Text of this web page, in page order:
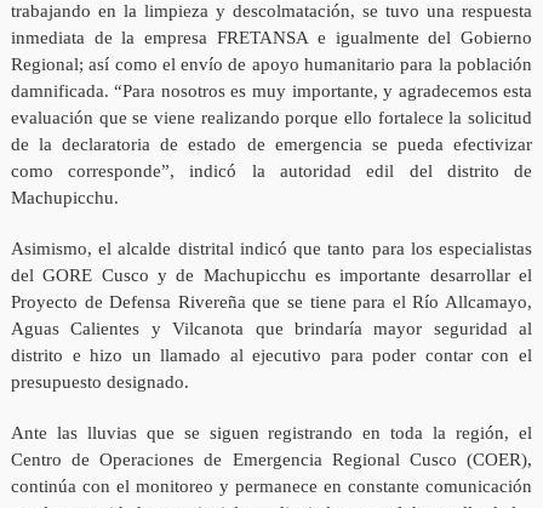
trabajando en la limpieza y descolmatación, se tuvo una respuesta
inmediata de la empresa FRETANSA e igualmente del Gobierno
Regional; así como el envío de apoyo humanitario para la población
damnificada. “Para nosotros es muy importante, y agradecemos esta
evaluación que se viene realizando porque ello fortalece la solicitud
de la declaratoria de estado de emergencia se pueda efectivizar
como corresponde”, indicó la autoridad edil del distrito de
Machupicchu.
Asimismo, el alcalde distrital indicó que tanto para los especialistas
del GORE Cusco y de Machupicchu es importante desarrollar el
Proyecto de Defensa Rivereña que se tiene para el Río Allcamayo,
Aguas Calientes y Vilcanota que brindaría mayor seguridad al
distrito e hizo un llamado al ejecutivo para poder contar con el
presupuesto designado.
Ante las lluvias que se siguen registrando en toda la región, el
Centro de Operaciones de Emergencia Regional Cusco (COER),
continúa con el monitoreo y permanece en constante comunicación